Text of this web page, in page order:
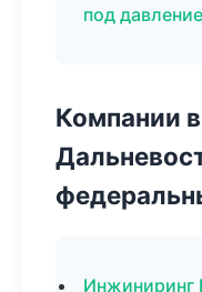
под
Компании
Инжиниринг